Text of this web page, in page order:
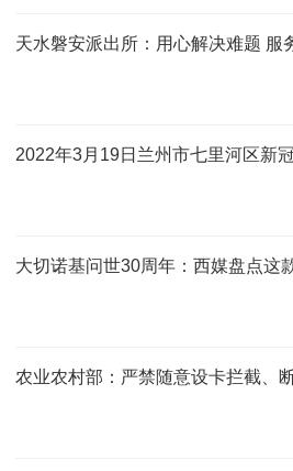
天水磐安派出所：用心解决难题 服
2022年3月19日兰州市七里河区新
大切诺基问世30周年：西媒盘点这
农业农村部：严禁随意设卡拦截、